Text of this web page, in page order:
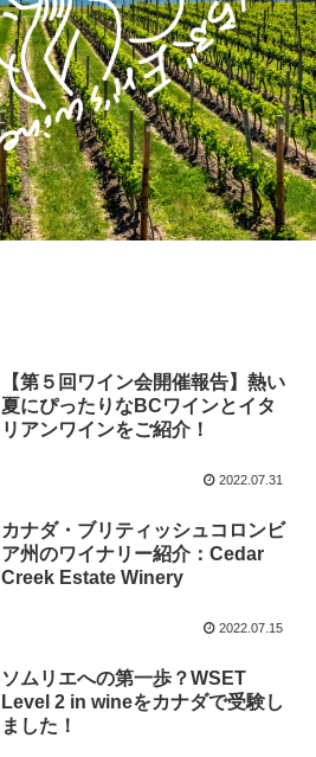
【第５回ワイン会開催報告】熱い
夏にぴったりなBCワインとイタ
リアンワインをご紹介！
2022.07.31
カナダ・ブリティッシュコロンビ
ア州のワイナリー紹介：Cedar
Creek Estate Winery
2022.07.15
ソムリエへの第一歩？WSET
Level 2 in wineをカナダで受験し
ました！